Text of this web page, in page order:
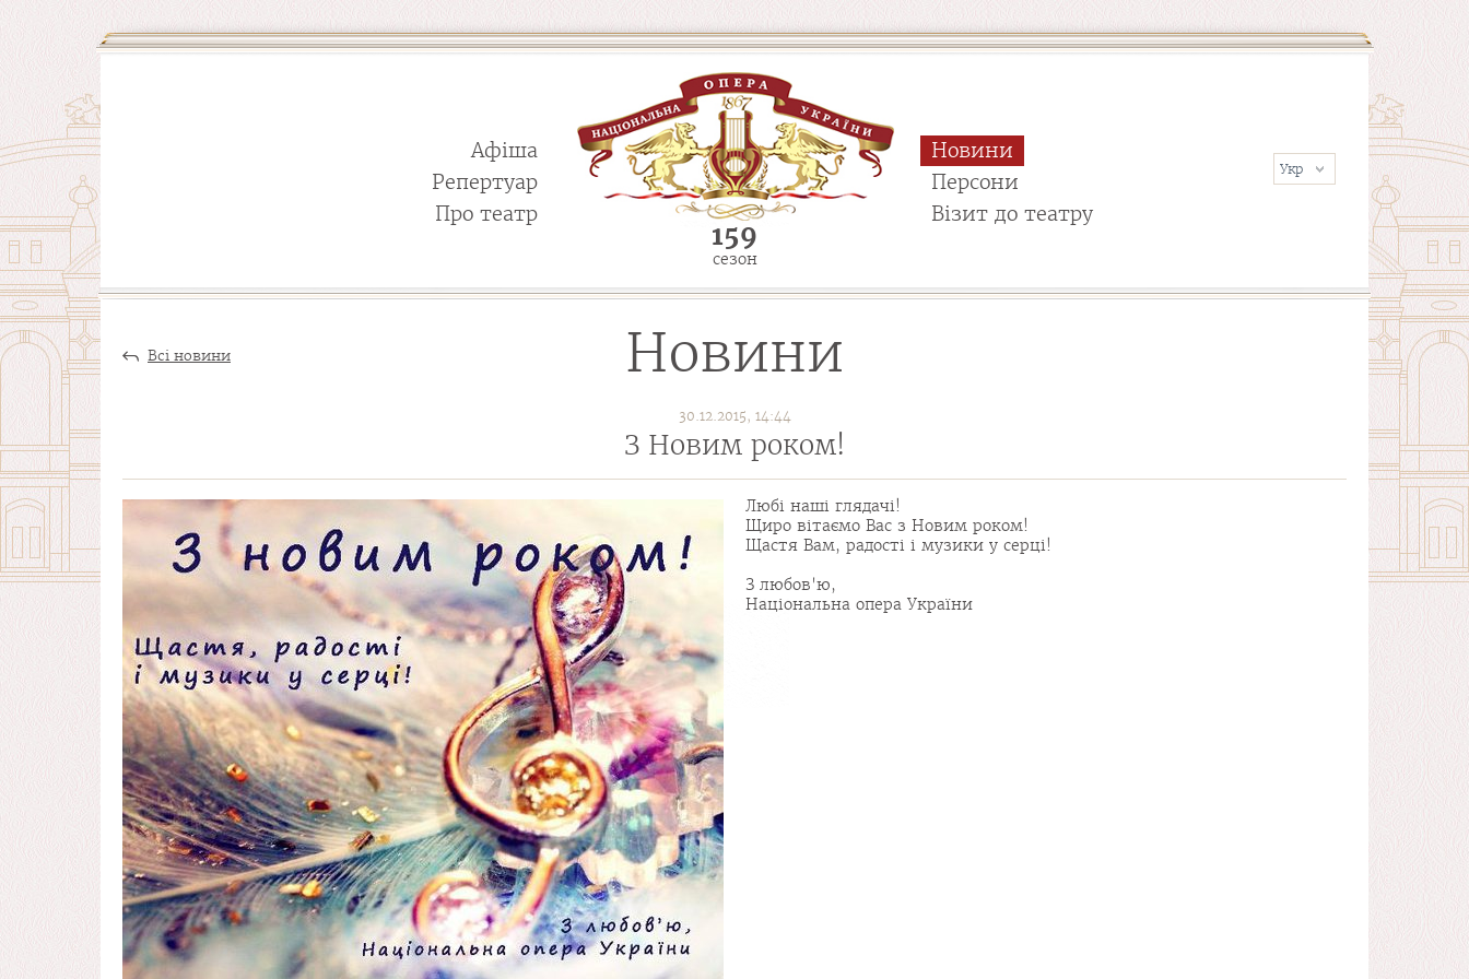
Афіша
Репертуар
Про театр
Новини
Персони
Візит до театру
159
сезон
Всі новини Новини
30.12.2015, 14:44
З Новим роком!
Любі наші глядачі!
Щиро вітаємо Вас з Новим роком!
Щастя Вам, радості і музики у серці!
З любов'ю,
Національна опера України